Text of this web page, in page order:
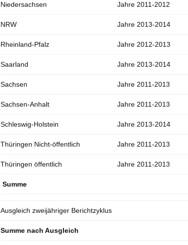
Niedersachsen Jahre 2011-2012
NRW Jahre 2013-2014
Rheinland-Pfalz Jahre 2012-2013
Saarland Jahre 2013-2014
Sachsen Jahre 2011-2013
Sachsen-Anhalt Jahre 2011-2013
Schleswig-Holstein Jahre 2013-2014
Thüringen Nicht-öffentlich Jahre 2011-2013
Thüringen öffentlich Jahre 2011-2013
Summe
Ausgleich zweijähriger Berichtzyklus
Summe nach Ausgleich